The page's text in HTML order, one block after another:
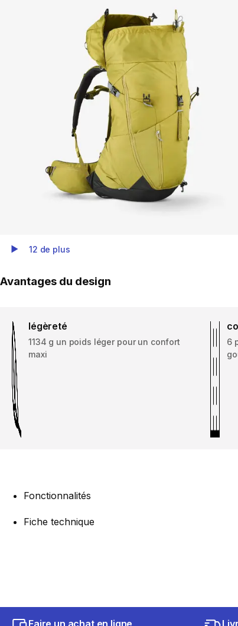
Play Video
12 de plus
Avantages du design
légèreté
1134 g un poids léger pour un confort
maxi
6
Fonctionnalités
Fiche technique
Faire un achat en ligne